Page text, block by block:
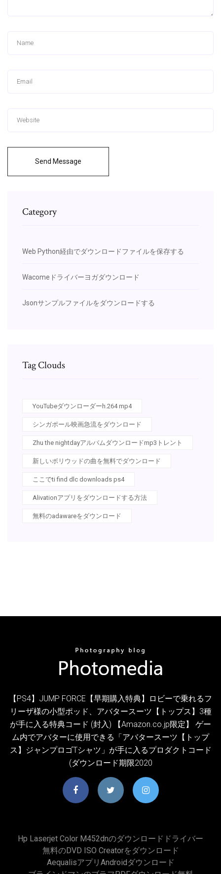
Send Message
Category
Web Python経由でダウンロードファイルを保存する
Wacomeドライバーヨガダウンロード
Jsonサンプルファイルをダウンロードする
Tag Clouds
YouTubeダウンローダーh.264 mp4
シンガポール映画急流をダウンロード
Zhu the nightdayアルバムダウンロードmp3トレント
新しいボリウッドの曲を無料でダウンロード
ここでti find dlc downloads ps4
Alivationアプリをダウンロードする方法
無料のadawareをダウンロード
【PS4】JUMP FORCE【早期購入特典】ロビーで乗れるフ
リーザ様の小型ポッド、アバタースーツ【トップス】3種
が手に入る特典コード (封入) 【Amazon.co.jp限定】 ゲー
ム内でアバターに使用できる「アバタースーツ【トップ
ス】ジャンプロゴTシャツ」が手に入るプロダクトコード
(ダウンロード期限2020
Hp Laserjet Color M452dnのダウンロードドライバー
無料のDVD ISO Creatorをダウンロード
Aequalisアプリandroidダウンロード